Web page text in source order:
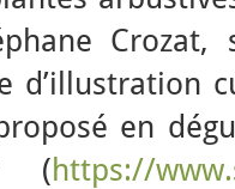
d’illustration
en
(https://